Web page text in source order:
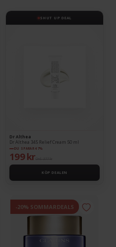
SHUT UP DEAL
Dr Althea
Dr Althea 345 Relief Cream 50 ml
DU SPARAR 47%
199 kr
KÖP DEALEN
-20% SOMMARDEALS